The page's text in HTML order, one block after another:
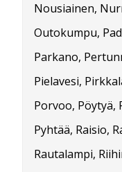
Nousiainen,
Outokumpu,
Parkano,
Pielavesi,
Porvoo, Pöytyä,
Pyhtää, Raisio,
Rautalampi,